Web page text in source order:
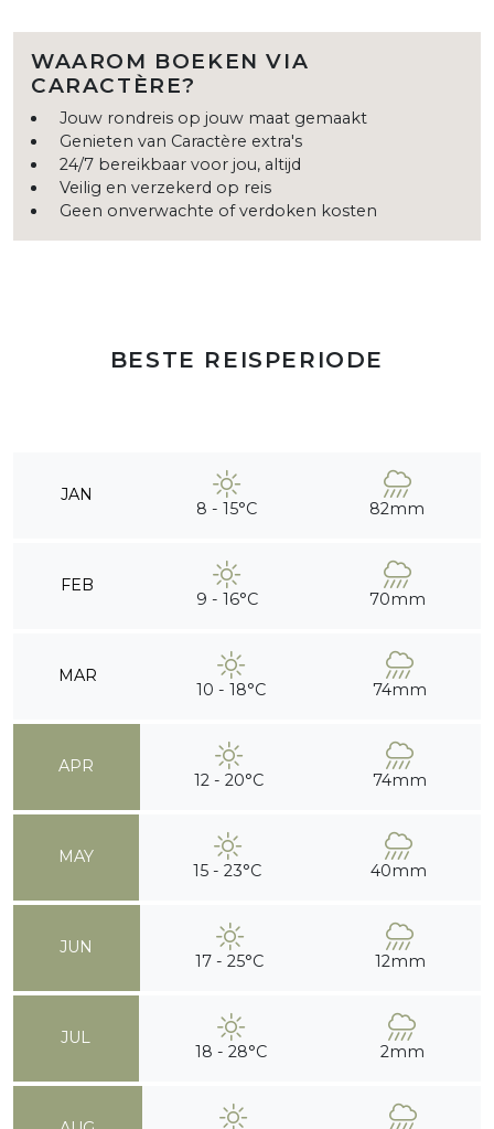
WAAROM BOEKEN VIA
CARACTÈRE?
Jouw rondreis op jouw maat gemaakt
Genieten van Caractère extra's
24/7 bereikbaar voor jou, altijd
Veilig en verzekerd op reis
Geen onverwachte of verdoken kosten
BESTE REISPERIODE
JAN
8 - 15°C 82mm
FEB
9 - 16°C 70mm
MAR
10 - 18°C 74mm
APR
12 - 20°C 74mm
MAY
15 - 23°C 40mm
JUN
17 - 25°C 12mm
JUL
18 - 28°C 2mm